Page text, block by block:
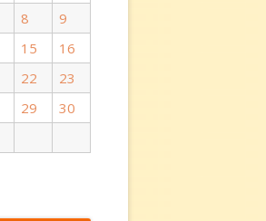
8
9
15
16
22
23
29
30